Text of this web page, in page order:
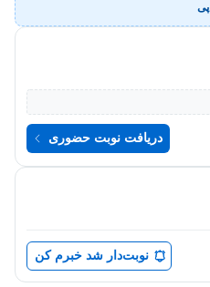
دریافت نوبت حضوری
نوبت‌دار شد خبرم کن